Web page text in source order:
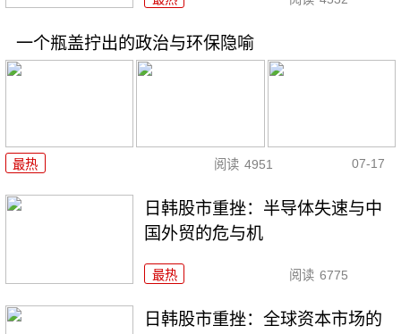
一个瓶盖拧出的政治与环保隐喻
最热 阅读 4951 07-17
日韩股市重挫：半导体失速与中
国外贸的危与机
最热 阅读 6775
日韩股市重挫：全球资本市场的